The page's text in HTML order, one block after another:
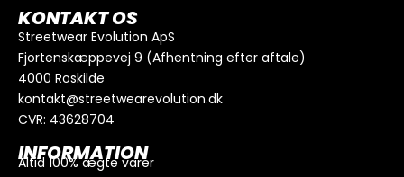
KONTAKT OS
Streetwear Evolution ApS
Fjortenskæppevej 9 (Afhentning efter aftale)
4000 Roskilde
kontakt@streetwearevolution.dk
CVR: 43628704
INFORMATION
Altid 100% ægte varer